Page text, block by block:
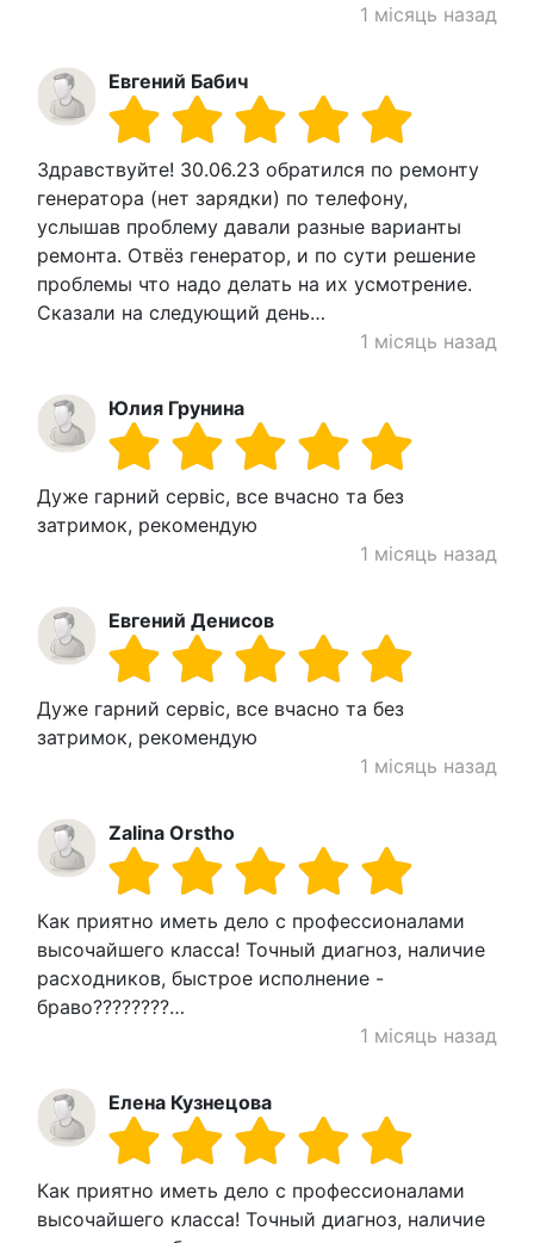
1 місяць назад
Евгений Бабич
Здравствуйте! 30.06.23 обратился по ремонту
генератора (нет зарядки) по телефону,
услышав проблему давали разные варианты
ремонта. Отвёз генератор, и по сути решение
проблемы что надо делать на их усмотрение.
Сказали на следующий день…
1 місяць назад
Юлия Грунина
Дуже гарний сервіс, все вчасно та без
затримок, рекомендую
1 місяць назад
Евгений Денисов
Дуже гарний сервіс, все вчасно та без
затримок, рекомендую
1 місяць назад
Zalina Orstho
Как приятно иметь дело с профессионалами
высочайшего класса! Точный диагноз, наличие
расходников, быстрое исполнение -
браво????????…
1 місяць назад
Елена Кузнецова
Как приятно иметь дело с профессионалами
высочайшего класса! Точный диагноз, наличие